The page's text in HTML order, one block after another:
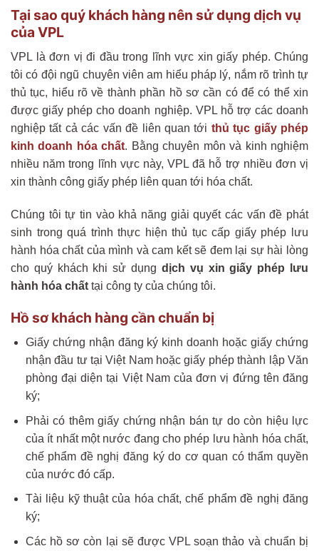
Tại sao quý khách hàng nên sử dụng dịch vụ
của VPL
VPL là đơn vị đi đầu trong lĩnh vực xin giấy phép. Chúng
tôi có đội ngũ chuyên viên am hiểu pháp lý, nắm rõ trình tự
thủ tục, hiểu rõ về thành phần hồ sơ cần có để có thể xin
được giấy phép cho doanh nghiệp. VPL hỗ trợ các doanh
nghiệp tất cả các vấn đề liên quan tới thủ tục giấy phép
kinh doanh hóa chất. Bằng chuyên môn và kinh nghiệm
nhiều năm trong lĩnh vực này, VPL đã hỗ trợ nhiều đơn vị
xin thành công giấy phép liên quan tới hóa chất.
Chúng tôi tự tin vào khả năng giải quyết các vấn đề phát
sinh trong quá trình thực hiện thủ tục cấp giấy phép lưu
hành hóa chất của mình và cam kết sẽ đem lại sự hài lòng
cho quý khách khi sử dụng dịch vụ xin giấy phép lưu
hành hóa chất tại công ty của chúng tôi.
Hồ sơ khách hàng cần chuẩn bị
Giấy chứng nhận đăng ký kinh doanh hoặc giấy chứng
nhận đầu tư tại Việt Nam hoặc giấy phép thành lập Văn
phòng đại diện tại Việt Nam của đơn vị đứng tên đăng
ký;
Phải có thêm giấy chứng nhận bán tự do còn hiệu lực
của ít nhất một nước đang cho phép lưu hành hóa chất,
chế phẩm đề nghị đăng ký do cơ quan có thẩm quyền
của nước đó cấp.
Tài liệu kỹ thuật của hóa chất, chế phẩm đề nghị đăng
ký;
Các hồ sơ còn lại sẽ được VPL soạn thảo và chuẩn bị